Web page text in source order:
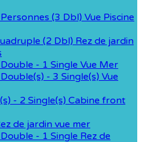
(3 Dbl) Vue Piscine
(2 Dbl) Rez de jardin
- 1 Single Vue Mer
- 3 Single(s) Vue
- 2 Single(s) Cabine front
de jardin vue mer
- 1 Single Rez de